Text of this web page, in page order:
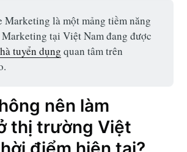
là một mảng tiềm năng
tại Việt Nam đang được
tuyển dụng quan tâm trên
nên làm
thị trường Việt